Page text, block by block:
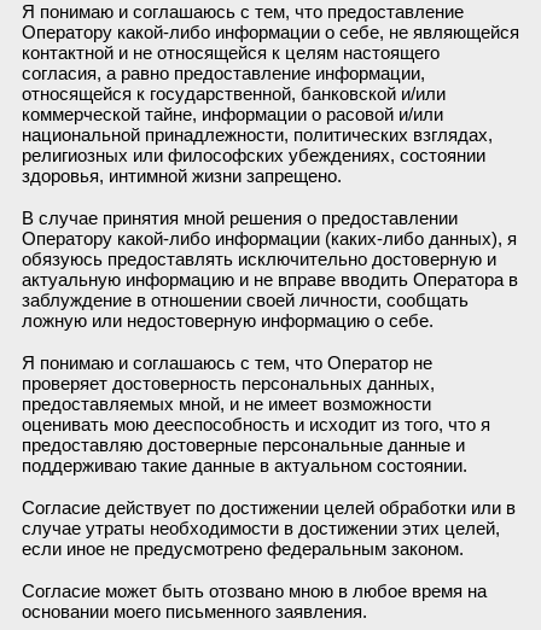
Я понимаю и соглашаюсь с тем, что предоставление
Оператору какой-либо информации о себе, не являющейся
контактной и не относящейся к целям настоящего
согласия, а равно предоставление информации,
относящейся к государственной, банковской и/или
коммерческой тайне, информации о расовой и/или
национальной принадлежности, политических взглядах,
религиозных или философских убеждениях, состоянии
здоровья, интимной жизни запрещено.
В случае принятия мной решения о предоставлении
Оператору какой-либо информации (каких-либо данных), я
обязуюсь предоставлять исключительно достоверную и
актуальную информацию и не вправе вводить Оператора в
заблуждение в отношении своей личности, сообщать
ложную или недостоверную информацию о себе.
Я понимаю и соглашаюсь с тем, что Оператор не
проверяет достоверность персональных данных,
предоставляемых мной, и не имеет возможности
оценивать мою дееспособность и исходит из того, что я
предоставляю достоверные персональные данные и
поддерживаю такие данные в актуальном состоянии.
Согласие действует по достижении целей обработки или в
случае утраты необходимости в достижении этих целей,
если иное не предусмотрено федеральным законом.
Согласие может быть отозвано мною в любое время на
основании моего письменного заявления.